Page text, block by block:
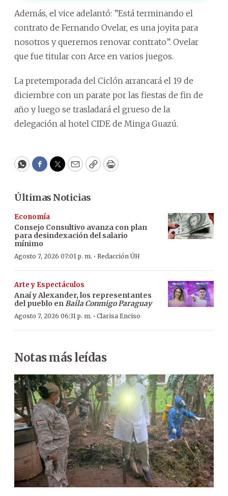
Además, el vice adelantó: ”Está terminando el
contrato de Fernando Ovelar, es una joyita para
nosotros y queremos renovar contrato”. Ovelar
que fue titular con Arce en varios juegos.
La pretemporada del Ciclón arrancará el 19 de
diciembre con un parate por las fiestas de fin de
año y luego se trasladará el grueso de la
delegación al hotel CIDE de Minga Guazú.
WhatsApp
Facebook
Twitter
EmailCopyPrint
Últimas Noticias
Economía
Consejo Consultivo avanza con plan
para desindexación del salario
mínimo
Agosto 7, 2026 07:01 p. m. · Redacción ÚH
Arte y Espectáculos
Anaí y Alexander, los representantes
del pueblo enBaila Conmigo Paraguay
Agosto 7, 2026 06:31 p. m. · Clarisa Enciso
Notas más leídas